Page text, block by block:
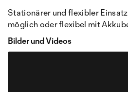
Stationärer und flexibler
möglich oder flexibel mit
Bilder und Videos